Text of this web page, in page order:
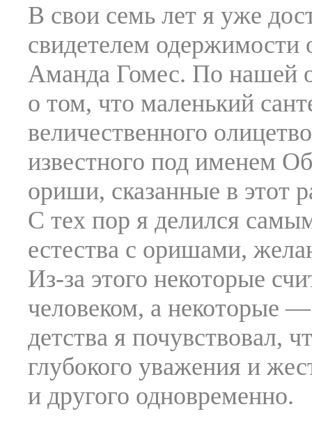
В свои семь лет я уже
свидетелем
Аманда Гомес. По нашей
о том, что маленький
величественного
известного под именем
ориши, сказанные в этот
С тех пор я делился
естества с оришами,
Из-за этого некоторые
человеком, а некоторые
детства я почувствовал,
глубокого уважения и
и другого одновременно.